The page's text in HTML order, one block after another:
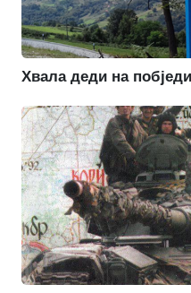
Хвала деди на побједи